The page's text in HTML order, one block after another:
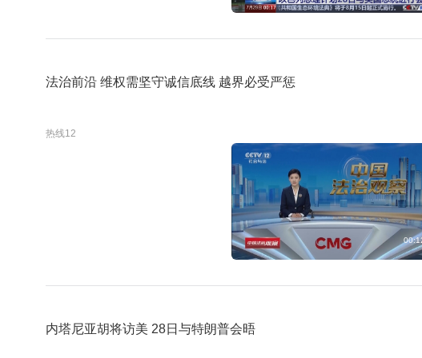
法治前沿 维权需坚守诚信底线 越界必受严惩
热线12
内塔尼亚胡将访美 28日与特朗普会晤